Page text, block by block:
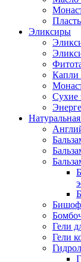
Эликсиры
Капли
Сухие
Гели
Гели